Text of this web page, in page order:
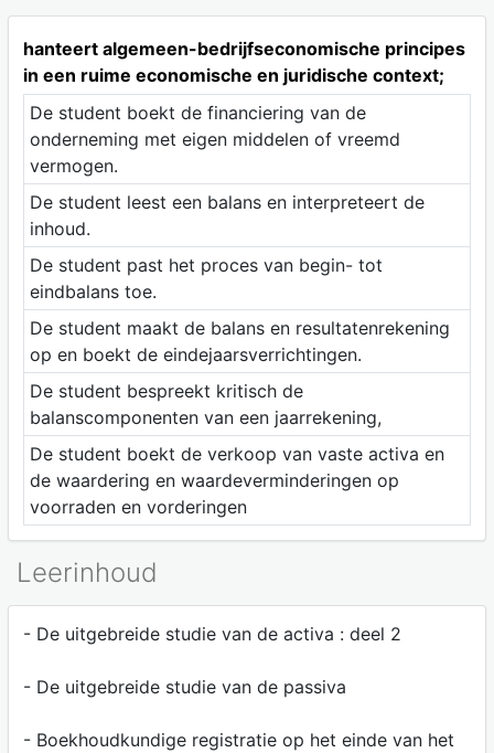
hanteert algemeen-bedrijfseconomische principes
in een ruime economische en juridische context;
De student boekt de financiering van de
onderneming met eigen middelen of vreemd
vermogen.
De student leest een balans en interpreteert de
inhoud.
De student past het proces van begin- tot
eindbalans toe.
De student maakt de balans en resultatenrekening
op en boekt de eindejaarsverrichtingen.
De student bespreekt kritisch de
balanscomponenten van een jaarrekening,
De student boekt de verkoop van vaste activa en
de waardering en waardeverminderingen op
voorraden en vorderingen
Leerinhoud
- De uitgebreide studie van de activa : deel 2
- De uitgebreide studie van de passiva
- Boekhoudkundige registratie op het einde van het